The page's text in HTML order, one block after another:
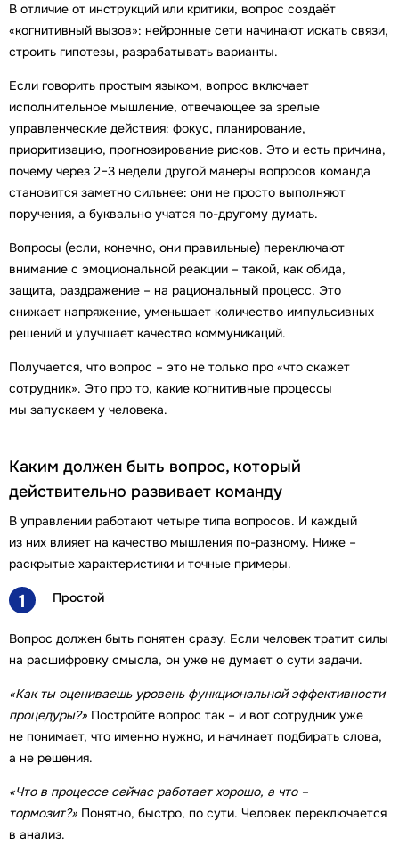
В отличие от инструкций или критики, вопрос создаёт
«когнитивный вызов»: нейронные сети начинают искать связи,
строить гипотезы, разрабатывать варианты.
Если говорить простым языком, вопрос включает
исполнительное мышление, отвечающее за зрелые
управленческие действия: фокус, планирование,
приоритизацию, прогнозирование рисков. Это и есть причина,
почему через 2–3 недели другой манеры вопросов команда
становится заметно сильнее: они не просто выполняют
поручения, а буквально учатся по-другому думать.
Вопросы (если, конечно, они правильные) переключают
внимание с эмоциональной реакции – такой, как обида,
защита, раздражение – на рациональный процесс. Это
снижает напряжение, уменьшает количество импульсивных
решений и улучшает качество коммуникаций.
Получается, что вопрос – это не только про «что скажет
сотрудник». Это про то, какие когнитивные процессы
мы запускаем у человека.
Каким должен быть вопрос, который
действительно развивает команду
В управлении работают четыре типа вопросов. И каждый
из них влияет на качество мышления по-разному. Ниже –
раскрытые характеристики и точные примеры.
1 Простой
Вопрос должен быть понятен сразу. Если человек тратит силы
на расшифровку смысла, он уже не думает о сути задачи.
«Как ты оцениваешь уровень функциональной эффективности
процедуры?» Постройте вопрос так – и вот сотрудник уже
не понимает, что именно нужно, и начинает подбирать слова,
а не решения.
«Что в процессе сейчас работает хорошо, а что –
тормозит?» Понятно, быстро, по сути. Человек переключается
в анализ.